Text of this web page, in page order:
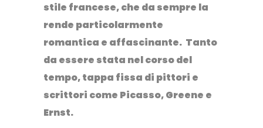
stile francese, che da sempre la
rende particolarmente
romantica e affascinante. Tanto
da essere stata nel corso del
tempo, tappa fissa di pittori e
scrittori come Picasso, Greene e
Ernst.